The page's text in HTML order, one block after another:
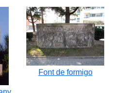
Font de formigo